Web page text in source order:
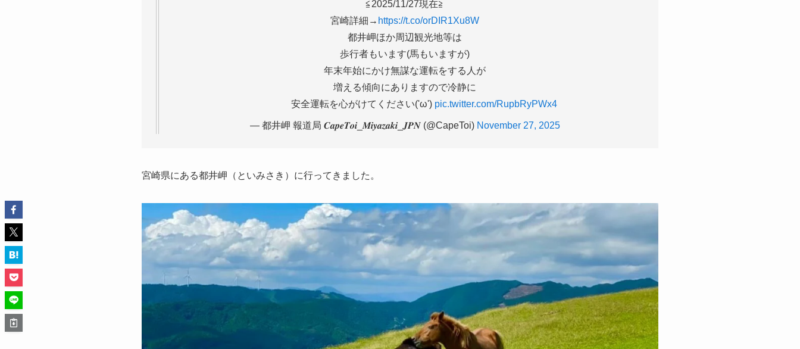
≦2025/11/27現在≧
宮崎詳細→ https://t.co/orDIR1Xu8W
都井岬ほか周辺観光地等は
歩行者もいます(馬もいますが)
年末年始にかけ無謀な運転をする人が
増える傾向にありますので冷静に
安全運転を心がけてください('ω') pic.twitter.com/RupbRyPWx4
— 都井岬 報道局 𝑪𝒂𝒑𝒆𝑻𝒐𝒊_𝑴𝒊𝒚𝒂𝒛𝒂𝒌𝒊_𝑱𝑷𝑵 (@CapeToi) November 27, 2025
宮崎県にある都井岬（といみさき）に行ってきました。